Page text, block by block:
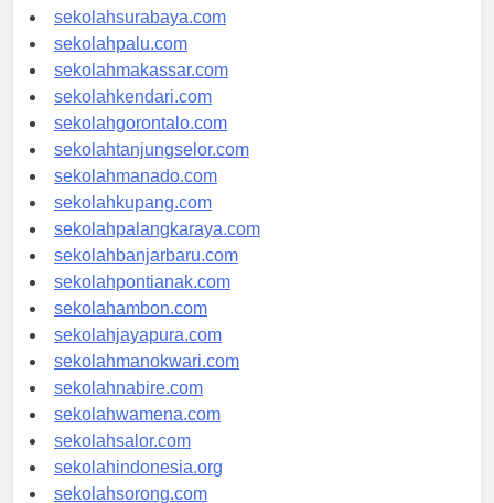
sekolahmataram.com
sekolahsurabaya.com
sekolahpalu.com
sekolahmakassar.com
sekolahkendari.com
sekolahgorontalo.com
sekolahtanjungselor.com
sekolahmanado.com
sekolahkupang.com
sekolahpalangkaraya.com
sekolahbanjarbaru.com
sekolahpontianak.com
sekolahambon.com
sekolahjayapura.com
sekolahmanokwari.com
sekolahnabire.com
sekolahwamena.com
sekolahsalor.com
sekolahindonesia.org